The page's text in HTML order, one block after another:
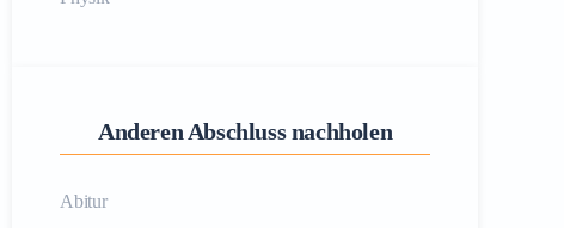
Anderen Abschluss nachholen
Abitur